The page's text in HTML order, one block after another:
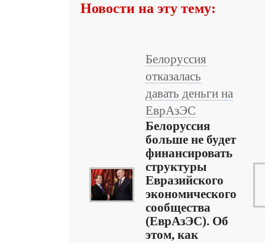
Новости на эту тему:
Белоруссия
отказалась
давать деньги на
ЕврАзЭС
Белоруссия
больше не будет
финансировать
структуры
Евразийского
экономического
сообщества
(ЕврАзЭС). Об
этом, как